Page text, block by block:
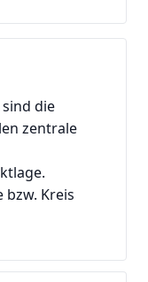
die
zentrale
bzw. Kreis